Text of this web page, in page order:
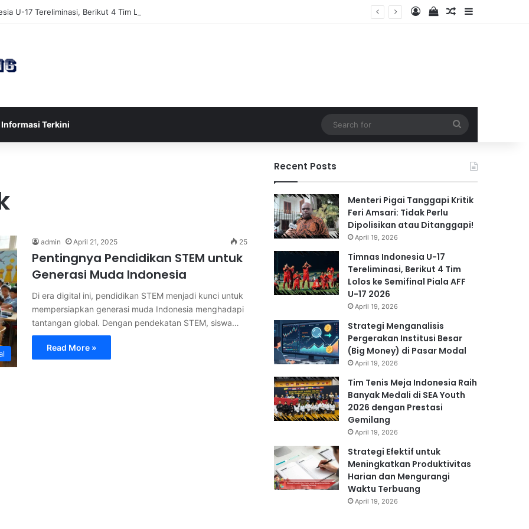
U-17 Tereliminasi, Berikut 4 Tim Lolos ke Semifinal Piala AFF U-17 2026 Log InView your
Random Article
Sidebar
Informasi Terkini
for
admin April 21, 2025 25
Pentingnya Pendidikan STEM untuk
Generasi Muda Indonesia
Di era digital ini, pendidikan STEM menjadi kunci untuk
mempersiapkan generasi muda Indonesia menghadapi
tantangan global. Dengan pendekatan STEM, siswa…
Read More »
Recent Posts
Menteri Pigai Tanggapi Kritik
Feri Amsari: Tidak Perlu
Dipolisikan atau Ditanggapi!
April 19, 2026
Timnas Indonesia U-17
Tereliminasi, Berikut 4 Tim
Lolos ke Semifinal Piala AFF
U-17 2026
April 19, 2026
Strategi Menganalisis
Pergerakan Institusi Besar
(Big Money) di Pasar Modal
April 19, 2026
Tim Tenis Meja Indonesia Raih
Banyak Medali di SEA Youth
2026 dengan Prestasi
Gemilang
April 19, 2026
Strategi Efektif untuk
Meningkatkan Produktivitas
Harian dan Mengurangi
Waktu Terbuang
April 19, 2026